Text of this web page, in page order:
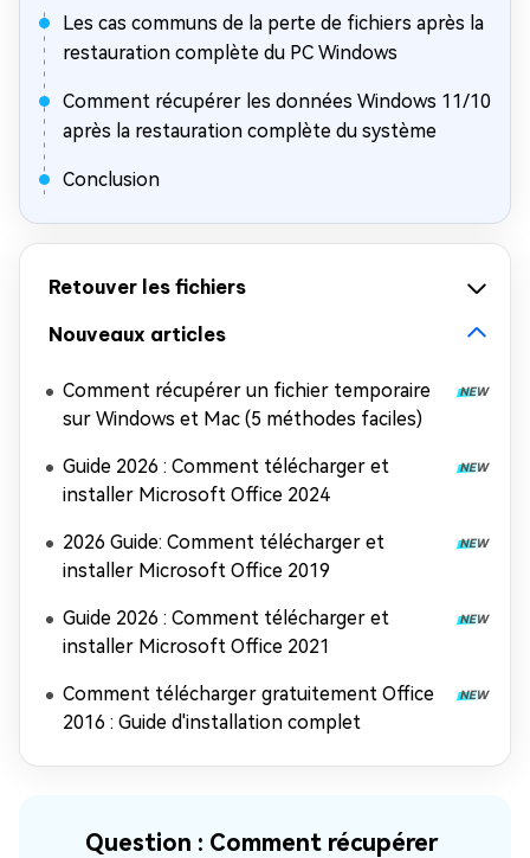
Les cas communs de la perte de fichiers après la
restauration complète du PC Windows
Comment récupérer les données Windows 11/10
après la restauration complète du système
Conclusion
Retouver les fichiers
Nouveaux articles
Comment récupérer un fichier temporaire
sur Windows et Mac (5 méthodes faciles)
Guide 2026 : Comment télécharger et
installer Microsoft Office 2024
2026 Guide: Comment télécharger et
installer Microsoft Office 2019
Guide 2026 : Comment télécharger et
installer Microsoft Office 2021
Comment télécharger gratuitement Office
2016 : Guide d'installation complet
Question : Comment récupérer